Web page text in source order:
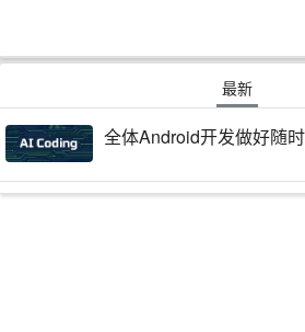
最新
全体Android开发做好随时